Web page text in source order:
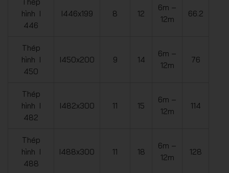
hình I
446
I446x199 8 12
6m –
12m
66.2
Thép
hình I
450
I450x200 9 14
6m –
12m
76
Thép
hình I
482
I482x300 11 15
6m –
12m
114
Thép
hình I
488
I488x300 11 18
6m –
12m
128